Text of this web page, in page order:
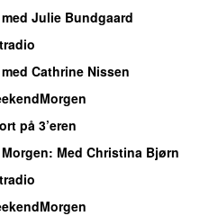
med Julie Bundgaard
med Cathrine Nissen
på 3’eren
Morgen: Med Christina Bjørn